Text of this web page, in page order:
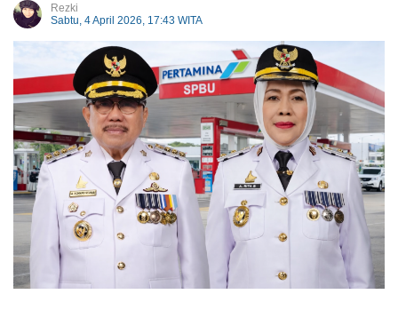
Rezki
Sabtu, 4 April 2026, 17:43 WITA